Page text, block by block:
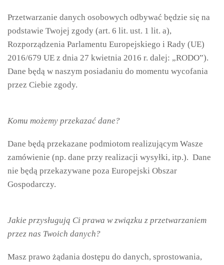
Przetwarzanie danych osobowych odbywać będzie się na
podstawie Twojej zgody (art. 6 lit. ust. 1 lit. a),
Rozporządzenia Parlamentu Europejskiego i Rady (UE)
2016/679 UE z dnia 27 kwietnia 2016 r. dalej: „RODO”).
Dane będą w naszym posiadaniu do momentu wycofania
przez Ciebie zgody.
Komu możemy przekazać dane?
Dane będą przekazane podmiotom realizującym Wasze
zamówienie (np. dane przy realizacji wysyłki, itp.). Dane
nie będą przekazywane poza Europejski Obszar
Gospodarczy.
Jakie przysługują Ci prawa w związku z przetwarzaniem
przez nas Twoich danych?
Masz prawo żądania dostępu do danych, sprostowania,